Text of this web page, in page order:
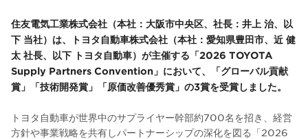
住友電気工業株式会社（本社：大阪市中央区、社長：井上 治、以
下 当社）は、トヨタ自動車株式会社（本社：愛知県豊田市、近 健
太 社長、以下 トヨタ自動車）が主催する「2026 TOYOTA
Supply Partners Convention」において、「グローバル貢献
賞」「技術開発賞」「原価改善優秀賞」の3賞を受賞しました。
トヨタ自動車が世界中のサプライヤー幹部約700名を招き、経営
方針や事業戦略を共有しパートナーシップの深化を図る「2026